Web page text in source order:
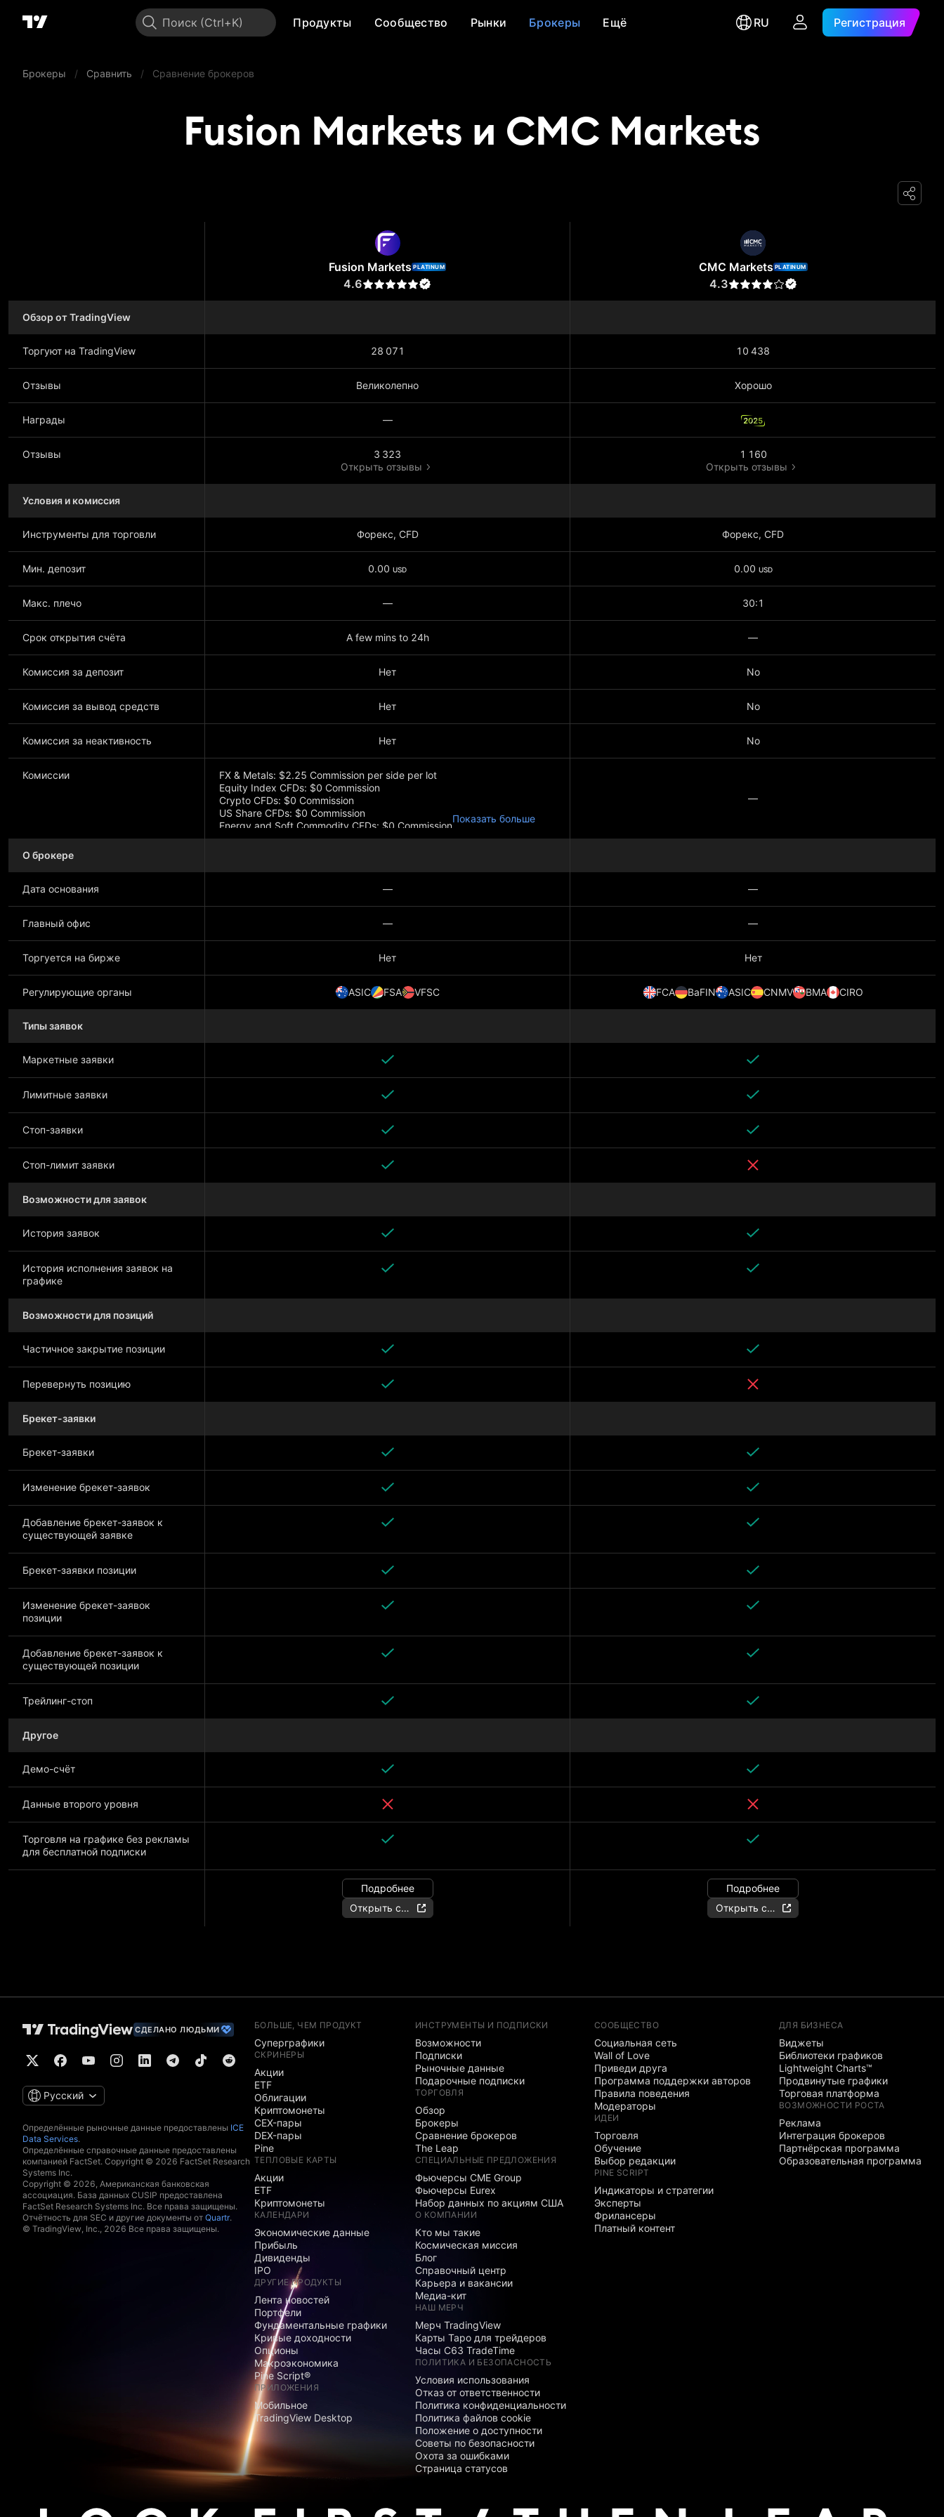
Поиск Продукты Сообщество Рынки Брокеры Ещё RU Регистрация
Брокеры / Сравнить / Сравнение брокеров
Fusion Markets и CMC Markets
Fusion Markets PLATINUM
4.6
CMC Markets PLATINUM
4.3
Обзор от TradingView
Торгуют на TradingView 28 071 10 438
Отзывы Великолепно Хорошо
Награды — 2025
Отзывы
3 323
Открыть отзывы
1 160
Открыть отзывы
Условия и комиссия
Инструменты для торговли Форекс, CFD Форекс, CFD
Мин. депозит 0.00 USD 0.00 USD
Макс. плечо — 30:1
Срок открытия счёта A few mins to 24h —
Комиссия за депозит Нет No
Комиссия за вывод средств Нет No
Комиссия за неактивность Нет No
Комиссии
FX & Metals: $2.25 Commission per side per lot
Equity Index CFDs: $0 Commission
Crypto CFDs: $0 Commission
US Share CFDs: $0 Commission
Energy and Soft Commodity CFDs: $0 Commission
Показать больше
—
О брокере
Дата основания — —
Главный офис — —
Торгуется на бирже Нет Нет
Регулирующие органы ASIC FSA VFSC FCA BaFIN ASIC CNMV BMA CIRO
Типы заявок
Маркетные заявки
Лимитные заявки
Стоп-заявки
Стоп-лимит заявки
Возможности для заявок
История заявок
История исполнения заявок на
графике
Возможности для позиций
Частичное закрытие позиции
Перевернуть позицию
Брекет-заявки
Брекет-заявки
Изменение брекет-заявок
Добавление брекет-заявок к
существующей заявке
Брекет-заявки позиции
Изменение брекет-заявок
позиции
Добавление брекет-заявок к
существующей позиции
Трейлинг-стоп
Другое
Демо-счёт
Данные второго уровня
Торговля на графике без рекламы
для бесплатной подписки
Подробнее
Открыть счёт
Подробнее
Открыть счёт
СДЕЛАНО ЛЮДЬМИ
Русский
Определённые рыночные данные предоставлены ICE
Data Services.
Определённые справочные данные предоставлены
компанией FactSet. Copyright © 2026 FactSet Research
Systems Inc.
Copyright © 2026, Американская банковская
ассоциация. База данных CUSIP предоставлена
FactSet Research Systems Inc. Все права защищены.
Отчётность для SEC и другие документы от Quartr.
© TradingView, Inc., 2026 Все права защищены.
БОЛЬШЕ, ЧЕМ ПРОДУКТ
Суперграфики
СКРИНЕРЫ
Акции
ETF
Облигации
Криптомонеты
CEX-пары
DEX-пары
Pine
ТЕПЛОВЫЕ КАРТЫ
Акции
ETF
Криптомонеты
КАЛЕНДАРИ
Экономические данные
Прибыль
Дивиденды
IPO
ДРУГИЕ ПРОДУКТЫ
Лента новостей
Портфели
Фундаментальные графики
Кривые доходности
Опционы
Макроэкономика
Pine Script®
ПРИЛОЖЕНИЯ
Мобильное
TradingView Desktop
ИНСТРУМЕНТЫ И ПОДПИСКИ
Возможности
Подписки
Рыночные данные
Подарочные подписки
ТОРГОВЛЯ
Обзор
Брокеры
Сравнение брокеров
The Leap
СПЕЦИАЛЬНЫЕ ПРЕДЛОЖЕНИЯ
Фьючерсы CME Group
Фьючерсы Eurex
Набор данных по акциям США
О КОМПАНИИ
Кто мы такие
Космическая миссия
Блог
Справочный центр
Карьера и вакансии
Медиа-кит
НАШ МЕРЧ
Мерч TradingView
Карты Таро для трейдеров
Часы C63 TradeTime
ПОЛИТИКА И БЕЗОПАСНОСТЬ
Условия использования
Отказ от ответственности
Политика конфиденциальности
Политика файлов cookie
Положение о доступности
Советы по безопасности
Охота за ошибками
Страница статусов
СООБЩЕСТВО
Социальная сеть
Wall of Love
Приведи друга
Программа поддержки авторов
Правила поведения
Модераторы
ИДЕИ
Торговля
Обучение
Выбор редакции
PINE SCRIPT
Индикаторы и стратегии
Эксперты
Фрилансеры
Платный контент
ДЛЯ БИЗНЕСА
Виджеты
Библиотеки графиков
Lightweight Charts™
Продвинутые графики
Торговая платформа
ВОЗМОЖНОСТИ РОСТА
Реклама
Интеграция брокеров
Партнёрская программа
Образовательная программа